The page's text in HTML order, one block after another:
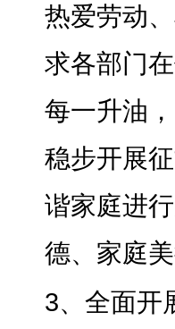
热爱劳动
求各部门
每一升油
稳步开展
谐家庭进
德、家庭
3、全面开